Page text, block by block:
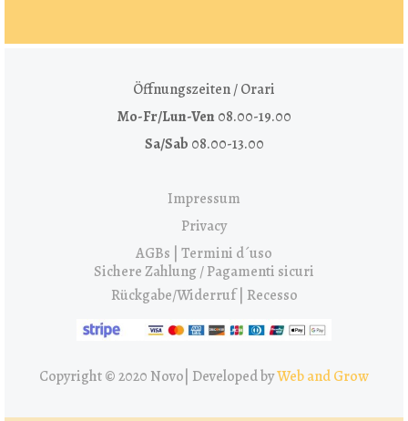
Öffnungszeiten / Orari
Mo-Fr/Lun-Ven 08.00-19.00
Sa/Sab 08.00-13.00
Impressum
Privacy
AGBs | Termini d´uso
Sichere Zahlung / Pagamenti sicuri
Rückgabe/Widerruf | Recesso
Copyright © 2020 Novo| Developed byWeb and Grow